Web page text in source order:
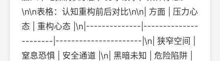
\n\n表格：认知重构前后对比\n\n| 方面 | 压力心
态 | 重构心态 |\n|--------------|--------------
--------|----------------------|\n| 狭窄空间 |
窒息恐惧 | 安全通道 |\n| 黑暗未知 | 危险陷阱 |